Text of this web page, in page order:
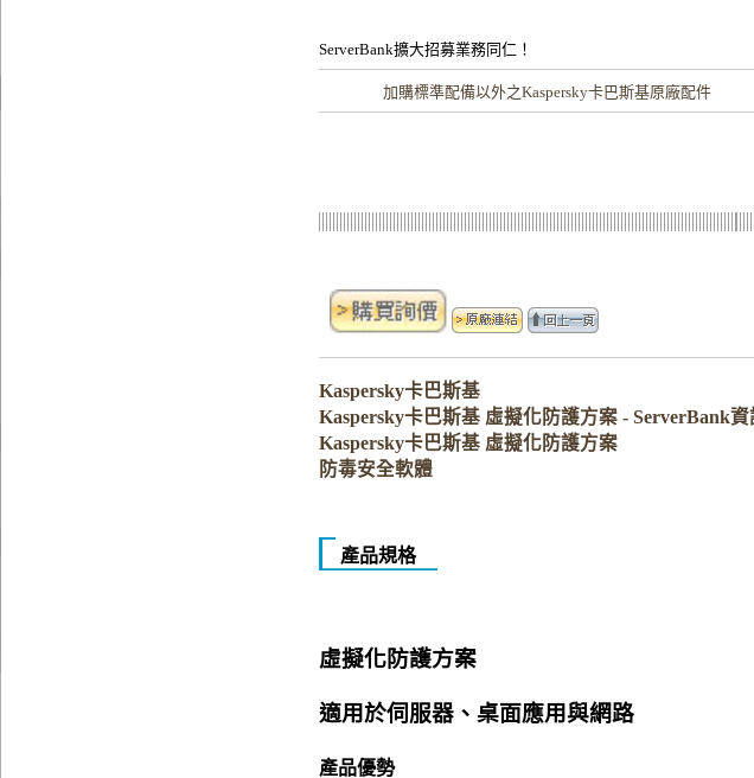
ServerBank擴大招募業務同仁！
加購標準配備以外之Kaspersky卡巴斯基原廠配件
Kaspersky卡巴斯基
Kaspersky卡巴斯基 虛擬化防護方案 - ServerBank資
Kaspersky卡巴斯基 虛擬化防護方案
防毒安全軟體
產品規格
虛擬化防護方案
適用於伺服器、桌面應用與網路
產品優勢